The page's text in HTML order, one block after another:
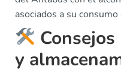
asociados a su
y